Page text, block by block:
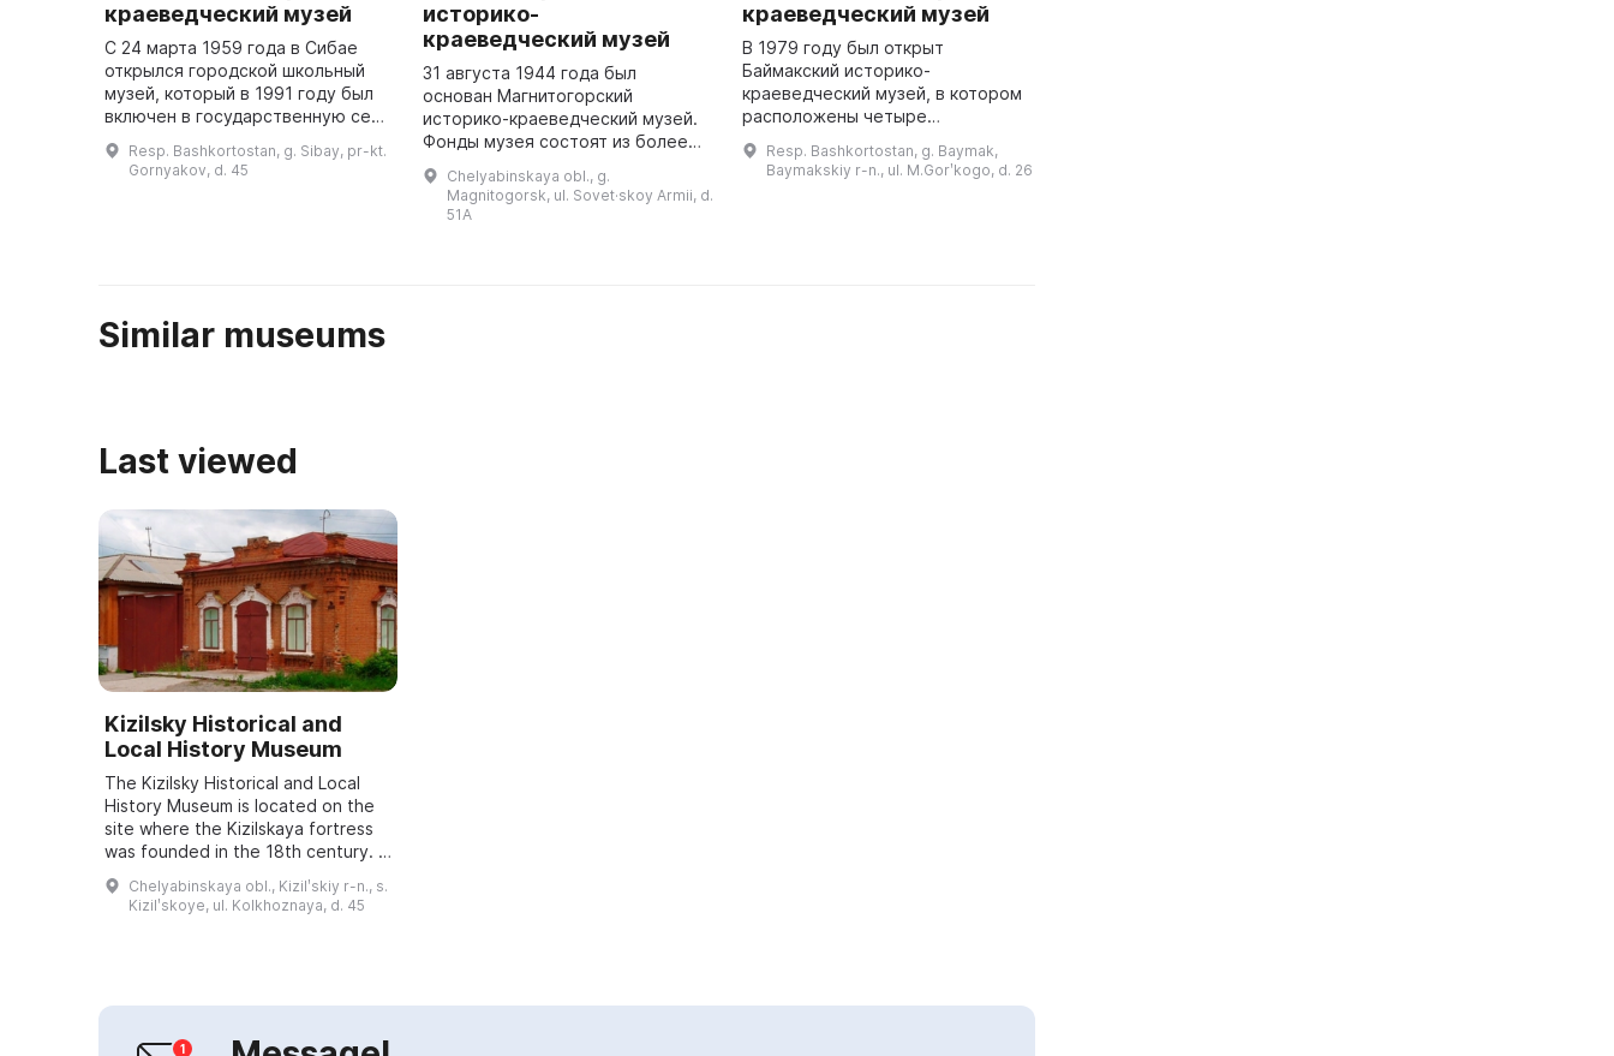
краеведческий музей
С 24 марта 1959 года в Сибае
открылся городской школьный
музей, который в 1991 году был
включен в государственную сеть
музеев Башкортостана и
преобразован в Сибайский
историко-краеведческий музей.
Resp. Bashkortostan, g. Sibay, pr-kt.
Gornyakov, d. 45
историко-
краеведческий музей
31 августа 1944 года был
основан Магнитогорский
историко-краеведческий музей.
Фонды музея состоят из более
чем 100 тысяч экспонатов,
включая археологические
коллекции от верхнего
Chelyabinskaya obl., g.
Magnitogorsk, ul. Sovet·skoy Armii, d.
51A
краеведческий музей
В 1979 году был открыт
Баймакский историко-
краеведческий музей, в котором
расположены четыре
экспозиционных зала. В первом
представлены предметы
хозяйственной жизни башкир
Resp. Bashkortostan, g. Baymak,
Baymakskiy r-n., ul. M.Gorʹkogo, d. 26
Similar museums
Last viewed
Kizilsky Historical and
Local History Museum
The Kizilsky Historical and Local
History Museum is located on the
site where the Kizilskaya fortress
was founded in the 18th century. It
comprises two historic buildings: a
wooden planked house and a...
Chelyabinskaya obl., Kizilʹskiy r-n., s.
Kizilʹskoye, ul. Kolkhoznaya, d. 45